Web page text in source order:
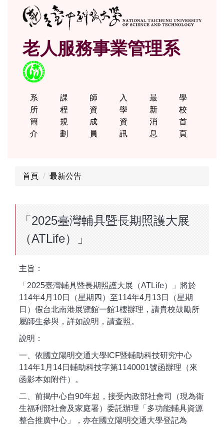
老人服務事業管理系
系
所
簡
介
課
程
規
劃
師
資
成
員
入
學
資
訊
最
新
消
息
學
校
首
頁
首頁 最新公告
「2025臺灣輔具暨長期照護大展
（ATLife）」
主旨：
「2025臺灣輔具暨長期照護大展（ATLife）」將於
114年4月10日（星期四）至114年4月13日（星期
日）假台北南港展覽館一館1樓辦理，請貴校鼓勵所
屬師生參與，詳如說明，請查照。
說明：
一、依國立陽明交通大學ICF暨輔助科技研究中心
114年1月14日輔助科技字第1140001號函辦理（來
函影本如附件）。
二、前揭中心自90年起，接受內政部社會司（現為衛
生福利部社會及家庭署）委託辦理「多功能輔具資源
整合推廣中心」，亦在國立陽明交通大學登記為